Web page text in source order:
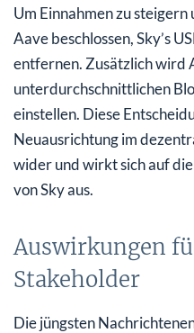
Um Einnahmen zu
Aave beschlossen, Sky’s
entfernen. Zusätzlich wird
unterdurchschnittlichen
einstellen. Diese
Neuausrichtung im
wider und wirkt sich auf
von Sky aus.
Auswirkungen
Stakeholder
Die jüngsten